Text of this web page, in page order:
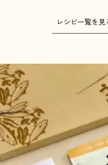
レシピ一覧を見